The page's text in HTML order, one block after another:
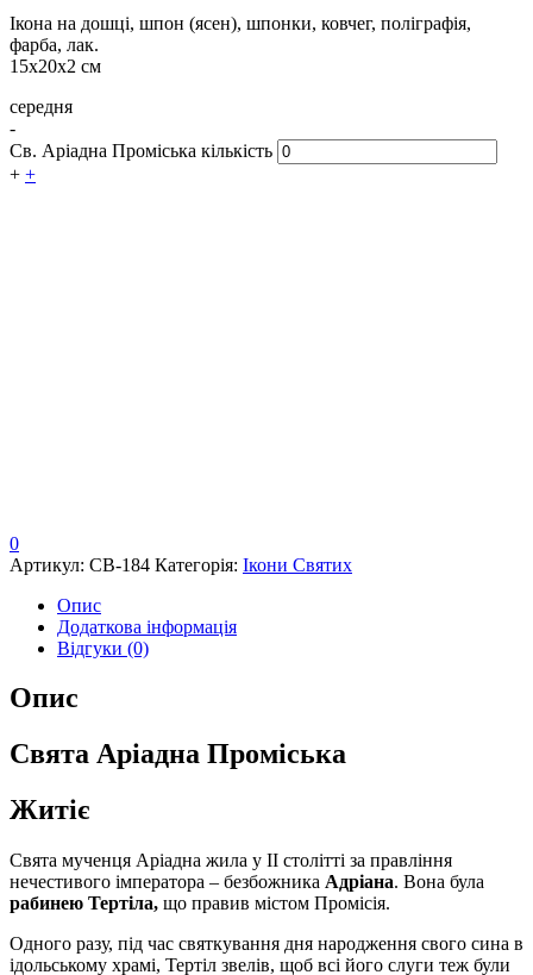
Ікона на дошці, шпон (ясен), шпонки, ковчег, поліграфія,
фарба, лак.
15х20х2 см
середня
-
Св. Аріадна Проміська кількість
+ +
0
Артикул: СВ-184 Категорія: Ікони Святих
Опис
Додаткова інформація
Відгуки (0)
Опис
Свята Аріадна Проміська
Житіє
Свята мученця Аріадна жила у ІІ столітті за правління
нечестивого імператора – безбожника Адріана. Вона була
рабинею Тертіла, що правив містом Промісія.
Одного разу, під час святкування дня народження свого сина в
ідольському храмі, Тертіл звелів, щоб всі його слуги теж були